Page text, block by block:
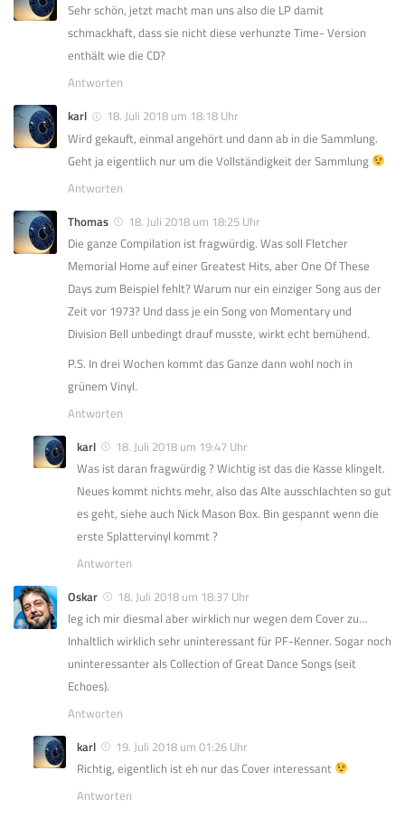
Sehr schön, jetzt macht man uns also die LP damit
schmackhaft, dass sie nicht diese verhunzte Time- Version
enthält wie die CD?
Antworten
karl
18. Juli 2018 um 18:18 Uhr
Wird gekauft, einmal angehört und dann ab in die Sammlung.
Geht ja eigentlich nur um die Vollständigkeit der Sammlung
Antworten
Thomas
18. Juli 2018 um 18:25 Uhr
Die ganze Compilation ist fragwürdig. Was soll Fletcher
Memorial Home auf einer Greatest Hits, aber One Of These
Days zum Beispiel fehlt? Warum nur ein einziger Song aus der
Zeit vor 1973? Und dass je ein Song von Momentary und
Division Bell unbedingt drauf musste, wirkt echt bemühend.
P.S. In drei Wochen kommt das Ganze dann wohl noch in
grünem Vinyl.
Antworten
karl
18. Juli 2018 um 19:47 Uhr
Was ist daran fragwürdig ? Wichtig ist das die Kasse klingelt.
Neues kommt nichts mehr, also das Alte ausschlachten so gut
es geht, siehe auch Nick Mason Box. Bin gespannt wenn die
erste Splattervinyl kommt ?
Antworten
Oskar
18. Juli 2018 um 18:37 Uhr
leg ich mir diesmal aber wirklich nur wegen dem Cover zu…
Inhaltlich wirklich sehr uninteressant für PF-Kenner. Sogar noch
uninteressanter als Collection of Great Dance Songs (seit
Echoes).
Antworten
karl
19. Juli 2018 um 01:26 Uhr
Richtig, eigentlich ist eh nur das Cover interessant
Antworten